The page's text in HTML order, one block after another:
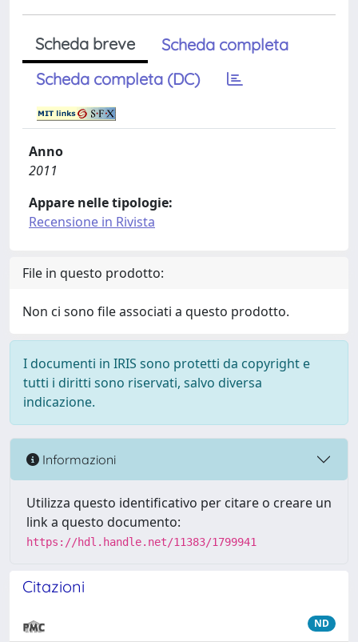
Scheda breve
Scheda completa
Scheda completa (DC)
Anno
2011
Appare nelle tipologie:
Recensione in Rivista
File in questo prodotto:
Non ci sono file associati a questo prodotto.
I documenti in IRIS sono protetti da copyright e
tutti i diritti sono riservati, salvo diversa
indicazione.
Informazioni
Utilizza questo identificativo per citare o creare un
link a questo documento:
https://hdl.handle.net/11383/1799941
Citazioni
ND